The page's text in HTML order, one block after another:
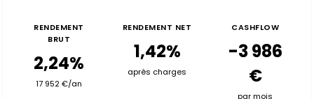
RENDEMENT
BRUT
2,24%
17 952 €/an
RENDEMENT NET
1,42%
après charges
CASHFLOW
-3 986
€
par mois